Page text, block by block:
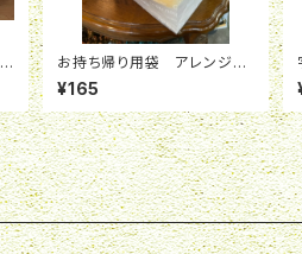
お持ち帰り用袋 アレンジメ
ント Ｓ
¥165